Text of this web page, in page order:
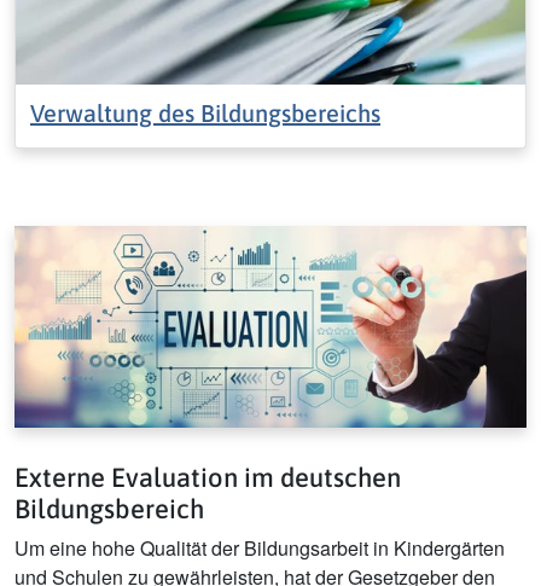
Verwaltung des Bildungsbereichs
Externe Evaluation im deutschen
Bildungsbereich
Um eine hohe Qualität der Bildungsarbeit in Kindergärten
und Schulen zu gewährleisten, hat der Gesetzgeber den